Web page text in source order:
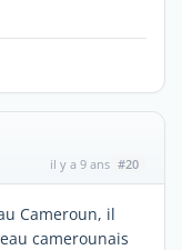
il y a 9 ans #20
Cameroun, il
camerounais